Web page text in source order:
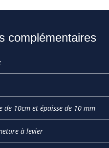
complémentaires
de 10cm et épaisse de 10 mm
à levier